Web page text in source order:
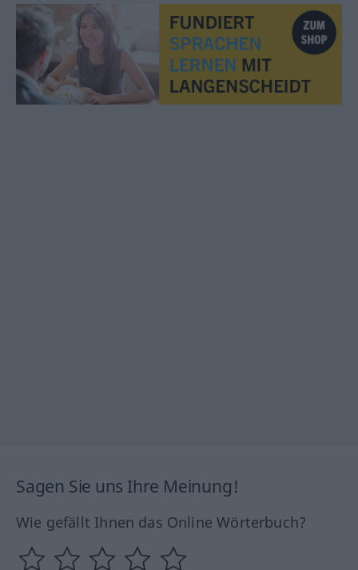
Sagen Sie uns Ihre Meinung!
Wie gefällt Ihnen das Online Wörterbuch?